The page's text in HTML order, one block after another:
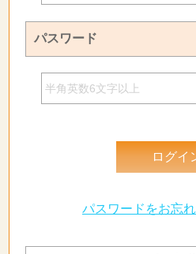
パスワード
パスワードをお忘